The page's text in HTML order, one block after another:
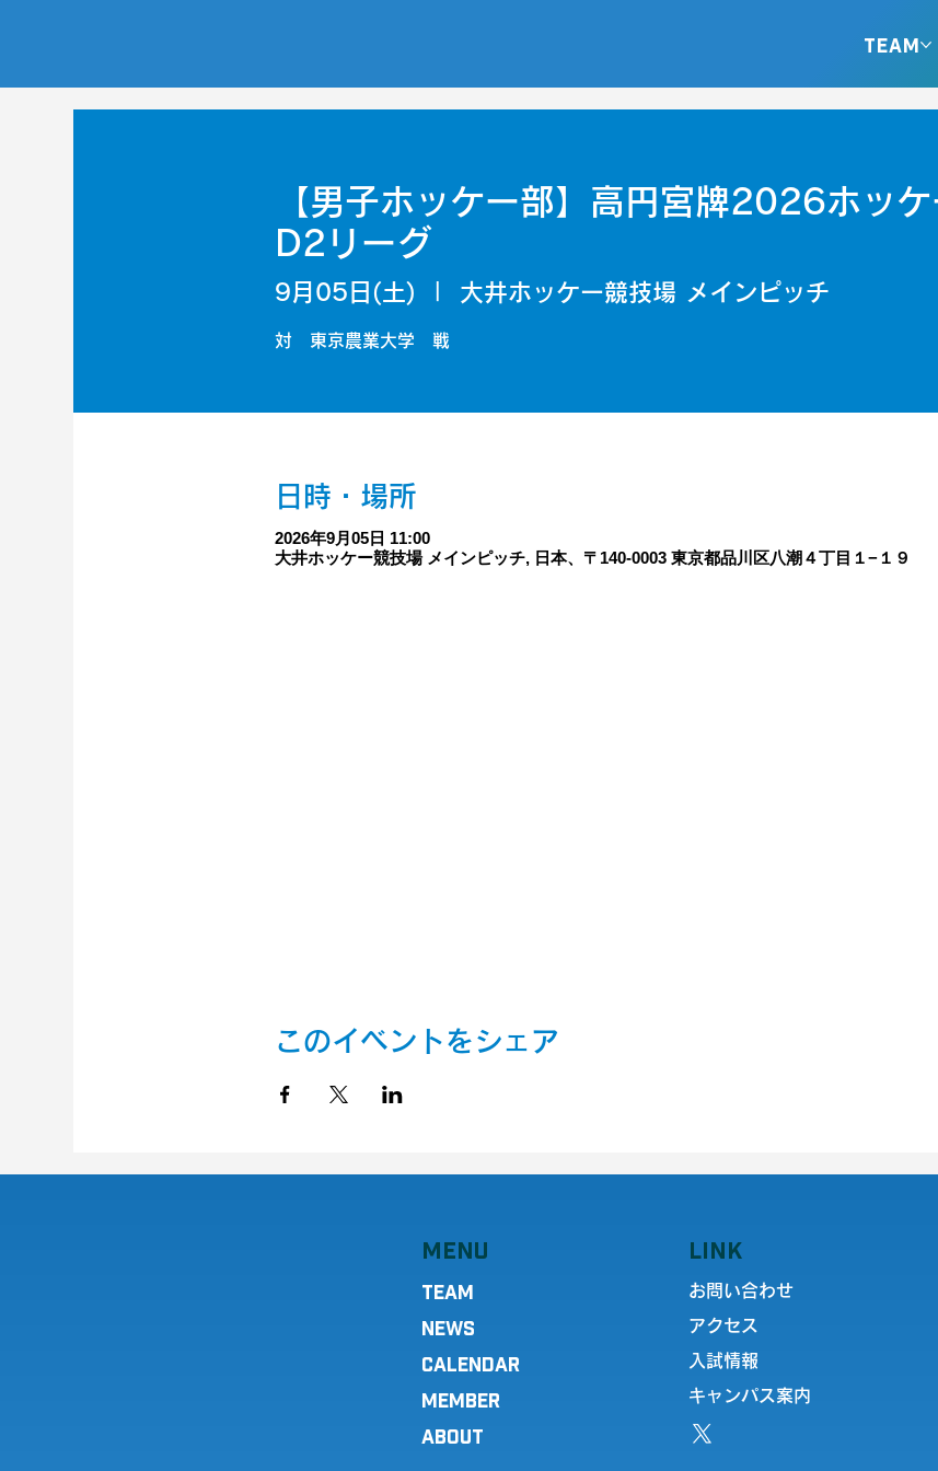
TEAM
【男子ホッケー部】高円宮牌2026ホッ
D2リーグ
9月05日(土) 大井ホッケー競技場 メインピッチ
対 東京農業大学 戦
日時・場所
2026年9月05日 11:00
大井ホッケー競技場 メインピッチ, 日本、〒140-0003 東京都品川区八潮４丁目１−１９
このイベントをシェア
MENU
TEAM
NEWS
CALENDAR
MEMBER
ABOUT
LINK
お問い合わせ
アクセス
入試情報
キャンパス案内